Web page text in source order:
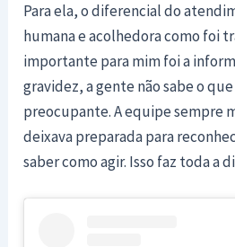
Para ela, o diferencial do
humana e acolhedora como foi
importante para mim foi a
gravidez, a gente não sabe o
preocupante. A equipe sempre
deixava preparada para
saber como agir. Isso faz toda a